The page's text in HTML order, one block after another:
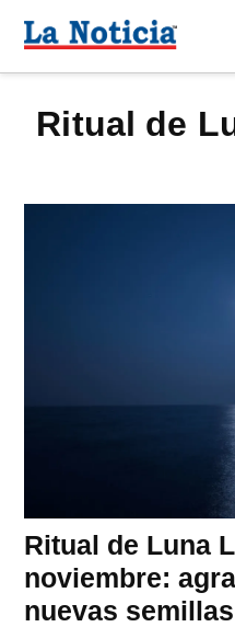
Para mantenerte
contenido
ritual de
Ritual de Luna
noviembre:
nuevas semillas